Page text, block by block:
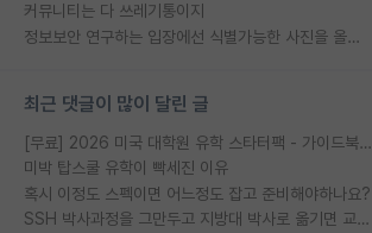
커뮤니티는 다 쓰레기통이지
정보보안 연구하는 입장에선 식별가능한 사진을 올리는건 비추이긴함
최근 댓글이 많이 달린 글
[무료] 2026 미국 대학원 유학 스타터팩 - 가이드북 & 합격자 컨택메일 템플릿
미박 탑스쿨 유학이 빡세진 이유
혹시 이정도 스펙이면 어느정도 잡고 준비해야하나요?
SSH 박사과정을 그만두고 지방대 박사로 옮기면 교수의 꿈은 끝일까요?